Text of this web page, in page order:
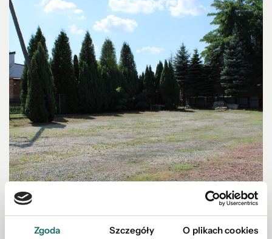
Zgoda Szczegóły O plikach cookies